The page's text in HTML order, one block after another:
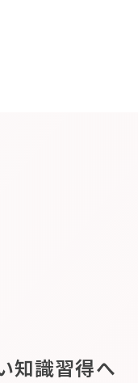
知識習得へ